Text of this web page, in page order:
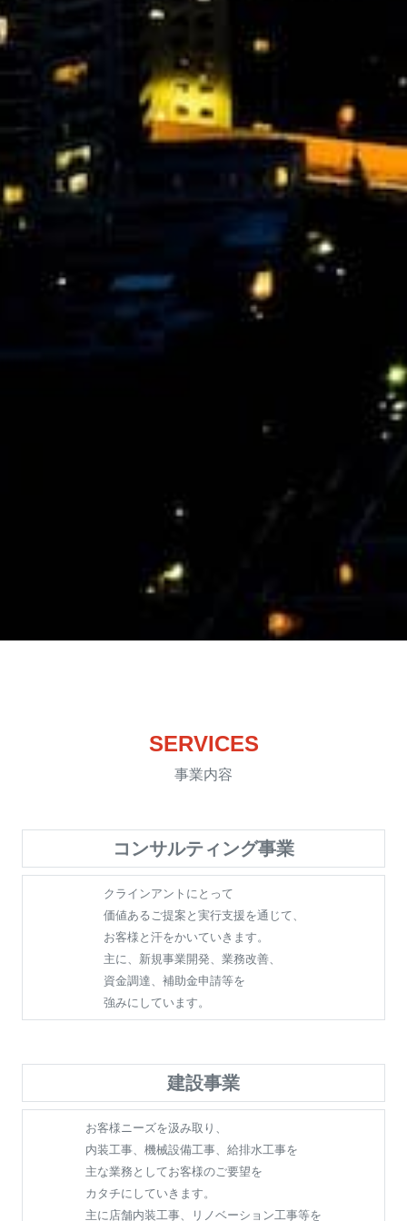
SERVICES
事業内容
コンサルティング事業
クラインアントにとって
価値あるご提案と実行支援を通じて、
お客様と汗をかいていきます。
主に、新規事業開発、業務改善、
資金調達、補助金申請等を
強みにしています。
建設事業
お客様ニーズを汲み取り、
内装工事、機械設備工事、給排水工事を
主な業務としてお客様のご要望を
カタチにしていきます。
主に店舗内装工事、リノベーション工事等を